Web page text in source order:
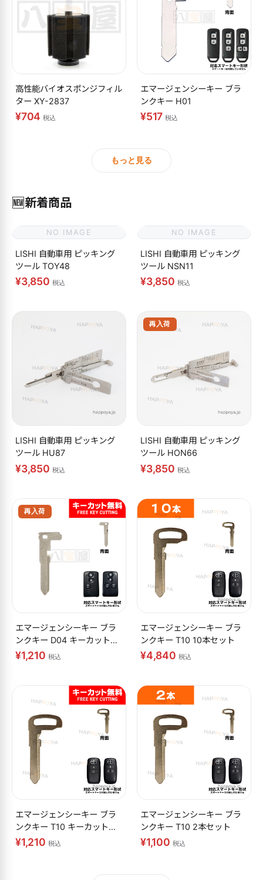
高性能バイオスポンジフィル
ター XY-2837
¥704税込
エマージェンシーキー ブラ
ンクキー H01
¥517税込
もっと見る
🆕新着商品
NO IMAGE
LISHI 自動車用 ピッキング
ツール TOY48
¥3,850 税込
NO IMAGE
LISHI 自動車用 ピッキング
ツール NSN11
¥3,850 税込
LISHI 自動車用 ピッキング
ツール HU87
¥3,850 税込
再入荷
LISHI 自動車用 ピッキング
ツール HON66
¥3,850 税込
再入荷
エマージェンシーキー ブラ
ンクキー D04 キーカット無
料
¥1,210 税込
エマージェンシーキー ブラ
ンクキー T10 10本セット
¥4,840 税込
エマージェンシーキー ブラ
ンクキー T10 キーカット無
料
¥1,210 税込
エマージェンシーキー ブラ
ンクキー T10 2本セット
¥1,100 税込